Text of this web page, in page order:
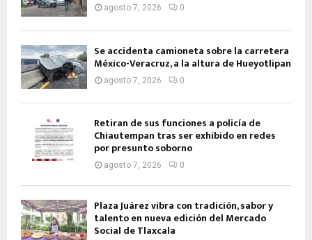
agosto 7, 2026 0
Se accidenta camioneta sobre la carretera
México-Veracruz, a la altura de Hueyotlipan
agosto 7, 2026 0
Retiran de sus funciones a policía de
Chiautempan tras ser exhibido en redes
por presunto soborno
agosto 7, 2026 0
Plaza Juárez vibra con tradición, sabor y
talento en nueva edición del Mercado
Social de Tlaxcala